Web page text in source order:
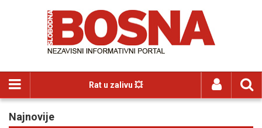
Rat u zalivu 💥
Najnovije